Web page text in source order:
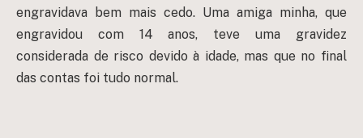
engravidava bem mais cedo. Uma amiga minha, que
engravidou com 14 anos, teve uma gravidez
considerada de risco devido à idade, mas que no final
das contas foi tudo normal.